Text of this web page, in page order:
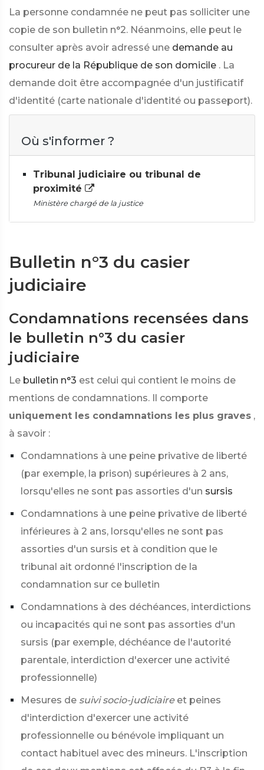
La personne condamnée ne peut pas solliciter une
copie de son bulletin n°2. Néanmoins, elle peut le
consulter après avoir adressé une demande au
procureur de la République de son domicile . La
demande doit être accompagnée d'un justificatif
d'identité (carte nationale d'identité ou passeport).
Où s'informer ?
Tribunal judiciaire ou tribunal de
proximité
Ministère chargé de la justice
Bulletin n°3 du casier
judiciaire
Condamnations recensées dans
le bulletin n°3 du casier
judiciaire
Le bulletin n°3 est celui qui contient le moins de
mentions de condamnations. Il comporte
uniquement les condamnations les plus graves ,
à savoir :
Condamnations à une peine privative de liberté
(par exemple, la prison) supérieures à 2 ans,
lorsqu'elles ne sont pas assorties d'un sursis
Condamnations à une peine privative de liberté
inférieures à 2 ans, lorsqu'elles ne sont pas
assorties d'un sursis et à condition que le
tribunal ait ordonné l'inscription de la
condamnation sur ce bulletin
Condamnations à des déchéances, interdictions
ou incapacités qui ne sont pas assorties d'un
sursis (par exemple, déchéance de l'autorité
parentale, interdiction d'exercer une activité
professionnelle)
Mesures de suivi socio-judiciaire et peines
d'interdiction d'exercer une activité
professionnelle ou bénévole impliquant un
contact habituel avec des mineurs. L'inscription